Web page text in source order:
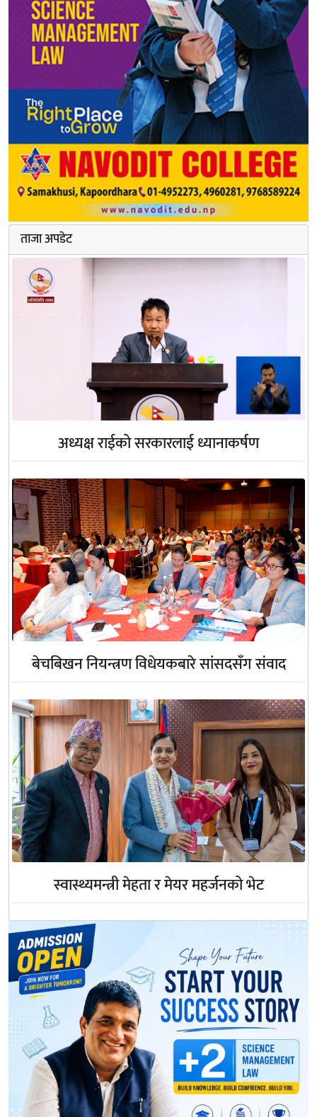
ताजा अपडेट
अध्यक्ष राईको सरकारलाई ध्यानाकर्षण
बेचबिखन नियन्त्रण विधेयकबारे सांसदसँग संवाद
स्वास्थ्यमन्त्री मेहता र मेयर महर्जनको भेट